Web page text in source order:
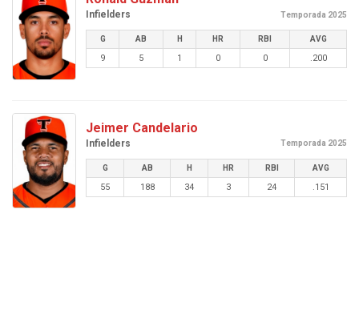
Infielders Temporada 2025
G AB H HR RBI AVG
9 5 1 0 0 .200
Jeimer Candelario
Infielders Temporada 2025
G AB H HR RBI AVG
55 188 34 3 24 .151